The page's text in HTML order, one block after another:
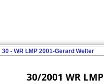
30/2001 WR